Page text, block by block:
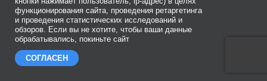
функционирования сайта, проведения ретаргетинга
и проведения статистических исследований и
обзоров. Если вы не хотите, чтобы ваши данные
обрабатывались, покиньте сайт
СОГЛАСЕН